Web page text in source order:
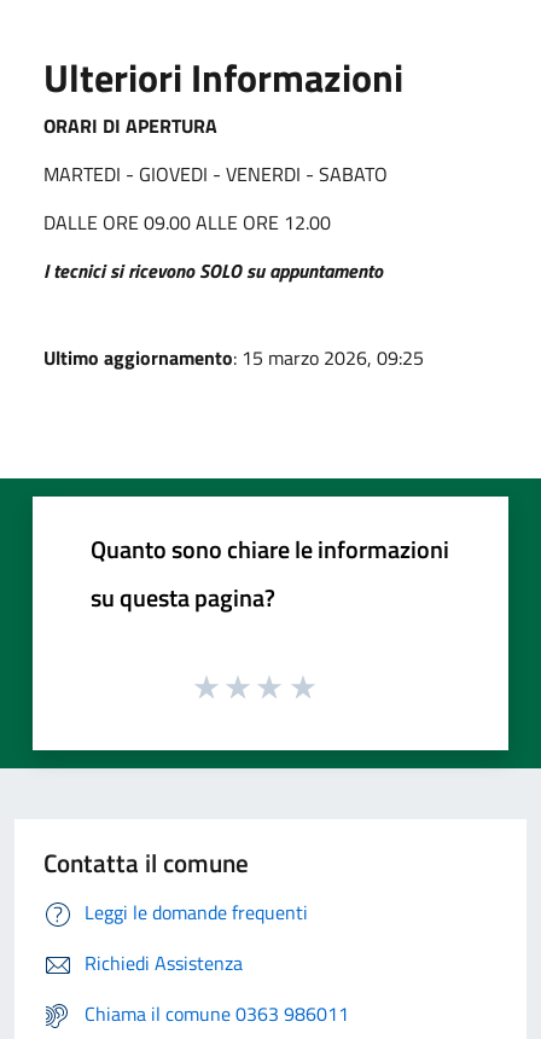
Ulteriori Informazioni
ORARI DI APERTURA
MARTEDI - GIOVEDI - VENERDI - SABATO
DALLE ORE 09.00 ALLE ORE 12.00
I tecnici si ricevono SOLO su appuntamento
Ultimo aggiornamento: 15 marzo 2026, 09:25
Quanto sono chiare le informazioni
su questa pagina?
Contatta il comune
Leggi le domande frequenti
Richiedi Assistenza
Chiama il comune 0363 986011